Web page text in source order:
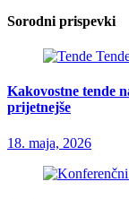
Sorodni prispevki
Kakovostne tende
prijetnejše
18. maja, 2026